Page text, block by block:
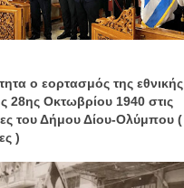
ο εορτασμός της εθνικής
28ης Οκτωβρίου 1940 στις
του Δήμου Δίου-Ολύμπου (
)